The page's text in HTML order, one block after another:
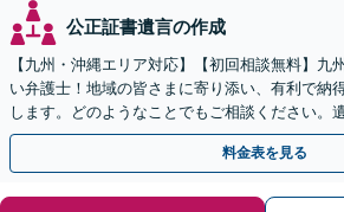
公正証書遺言の作成
【九州・沖縄エリア対応】【初回相談無料】九
い弁護士！地域の皆さまに寄り添い、有利で納
します。どのようなことでもご相談ください。
言書／使い込み／寄与分／遺留分／相続放棄【
料金表を見る